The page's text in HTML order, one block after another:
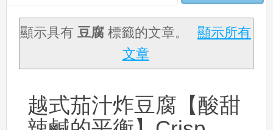
顯示具有豆腐 標籤的文章。
顯示所有
文章
越式茄汁炸豆腐【酸甜